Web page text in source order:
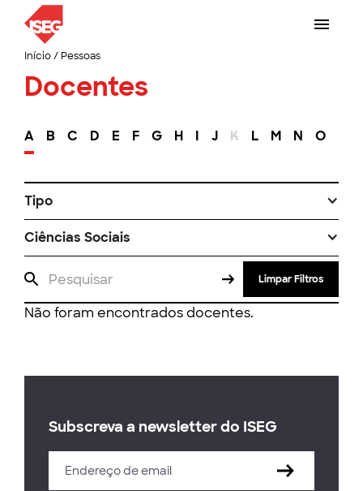
Início/ Pessoas
Docentes
A B C D E F G H I J K L M N O
Tipo
Ciências Sociais
Limpar Filtros
Não foram encontrados docentes.
Subscreva a newsletter do ISEG